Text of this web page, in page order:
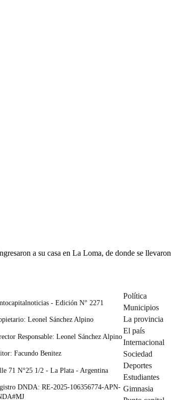
a su casa en La Loma, de donde se llevaron
- Edición N° 2271
Leonel Sánchez Alpino
Responsable: Leonel Sánchez Alpino
Facundo Benitez
71 N°25 1/2 - La Plata - Argentina
DNDA: RE-2025-106356774-APN-
Política
Municipios
La provincia
El país
Internacional
Sociedad
Deportes
Estudiantes
Gimnasia